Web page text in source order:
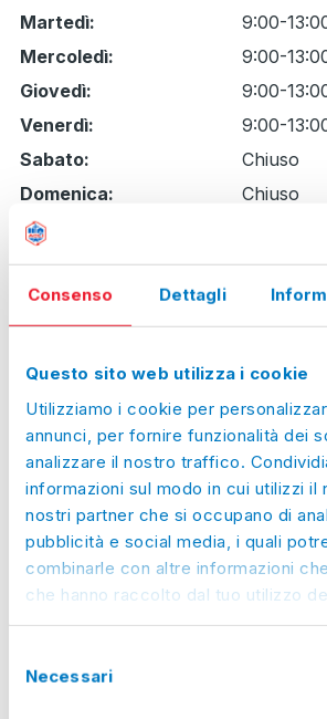
Consenso Dettagli
Questo sito web utilizza i cookie
Utilizziamo i cookie per
annunci, per fornire funzionalità dei
analizzare il nostro traffico.
informazioni sul modo in cui utilizzi il
nostri partner che si occupano di
pubblicità e social media, i quali
combinarle con altre informazioni
che hanno raccolto dal tuo utilizzo
delNecessari
slot
Martedì:
9:00-
Mercoledì:
9:00-
Giovedì:
9:00-
Venerdì:
9:00-
Sabato:
Chiuso
Domenica:
Chiuso
Prossimi giorni
Ven, 07/08/2026:
Chiuso
Sab, 08/08/2026:
Chiuso
Dom, 09/08/2026:
Chiuso
Mar, 11/08/2026:
Chiuso
Mer, 12/08/2026:
Chiuso
Gio, 13/08/2026:
Chiuso
Ven, 14/08/2026:
Chiuso
Sab, 15/08/2026:
Chiuso
Dom, 16/08/2026:
Chiuso
Mar, 18/08/2026: